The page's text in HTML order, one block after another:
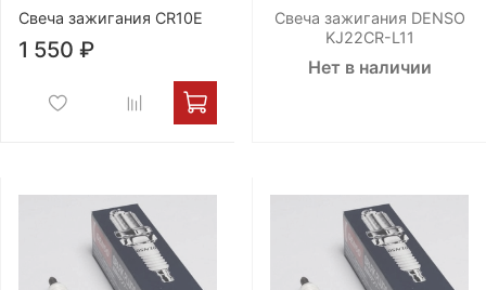
Свеча зажигания CR10E
1 550 ₽
Свеча зажигания DENSO
KJ22CR-L11
Нет в наличии